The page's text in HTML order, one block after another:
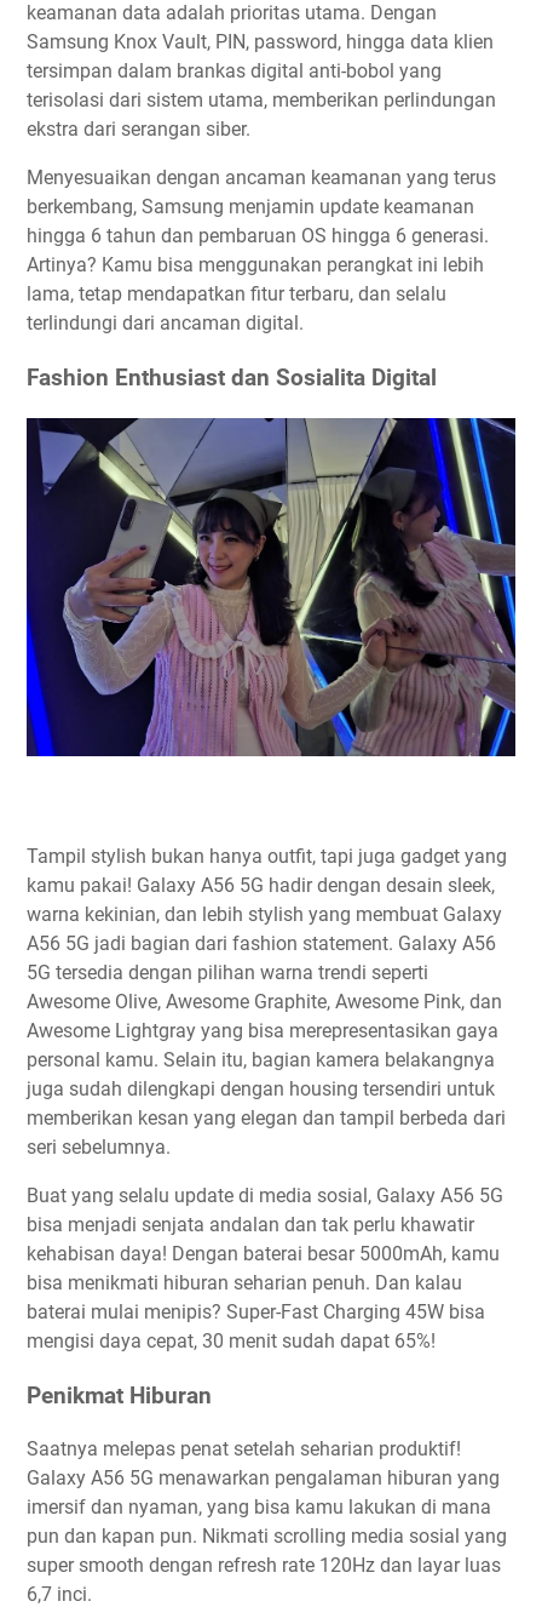
keamanan data adalah prioritas utama. Dengan
Samsung Knox Vault, PIN, password, hingga data klien
tersimpan dalam brankas digital anti-bobol yang
terisolasi dari sistem utama, memberikan perlindungan
ekstra dari serangan siber.
Menyesuaikan dengan ancaman keamanan yang terus
berkembang, Samsung menjamin update keamanan
hingga 6 tahun dan pembaruan OS hingga 6 generasi.
Artinya? Kamu bisa menggunakan perangkat ini lebih
lama, tetap mendapatkan fitur terbaru, dan selalu
terlindungi dari ancaman digital.
Fashion Enthusiast dan Sosialita Digital
Tampil stylish bukan hanya outfit, tapi juga gadget yang
kamu pakai! Galaxy A56 5G hadir dengan desain sleek,
warna kekinian, dan lebih stylish yang membuat Galaxy
A56 5G jadi bagian dari fashion statement. Galaxy A56
5G tersedia dengan pilihan warna trendi seperti
Awesome Olive, Awesome Graphite, Awesome Pink, dan
Awesome Lightgray yang bisa merepresentasikan gaya
personal kamu. Selain itu, bagian kamera belakangnya
juga sudah dilengkapi dengan housing tersendiri untuk
memberikan kesan yang elegan dan tampil berbeda dari
seri sebelumnya.
Buat yang selalu update di media sosial, Galaxy A56 5G
bisa menjadi senjata andalan dan tak perlu khawatir
kehabisan daya! Dengan baterai besar 5000mAh, kamu
bisa menikmati hiburan seharian penuh. Dan kalau
baterai mulai menipis? Super-Fast Charging 45W bisa
mengisi daya cepat, 30 menit sudah dapat 65%!
Penikmat Hiburan
Saatnya melepas penat setelah seharian produktif!
Galaxy A56 5G menawarkan pengalaman hiburan yang
imersif dan nyaman, yang bisa kamu lakukan di mana
pun dan kapan pun. Nikmati scrolling media sosial yang
super smooth dengan refresh rate 120Hz dan layar luas
6,7 inci.